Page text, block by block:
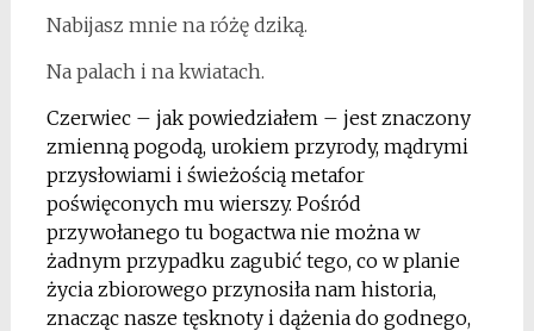
Nabijasz mnie na różę dziką.
Na palach i na kwiatach.
Czerwiec – jak powiedziałem – jest znaczony
zmienną pogodą, urokiem przyrody, mądrymi
przysłowiami i świeżością metafor
poświęconych mu wierszy. Pośród
przywołanego tu bogactwa nie można w
żadnym przypadku zagubić tego, co w planie
życia zbiorowego przynosiła nam historia,
znacząc nasze tęsknoty i dążenia do godnego,